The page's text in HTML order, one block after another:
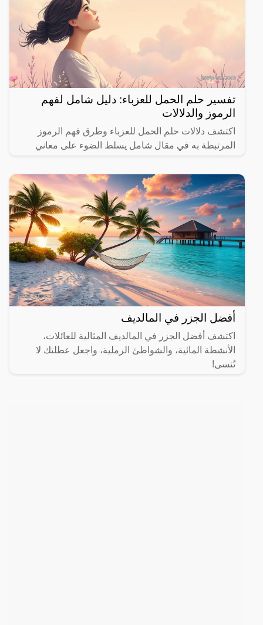
تفسير حلم الحمل للعزباء: دليل شامل لفهم
الرموز والدلالات
اكتشف دلالات حلم الحمل للعزباء وطرق فهم الرموز
المرتبطة به في مقال شامل يسلط الضوء على معاني
أفضل الجزر في المالديف
اكتشف أفضل الجزر في المالديف المثالية للعائلات،
الأنشطة المائية، والشواطئ الرملية، واجعل عطلتك لا
تُنسى!